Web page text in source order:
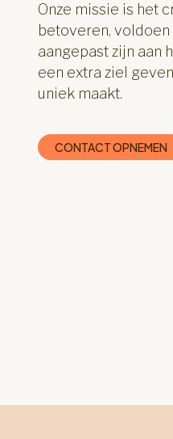
Onze missie is het
betoveren,
aangepast zijn aan
een extra ziel
uniek maakt.
CONTACT OPNEMEN